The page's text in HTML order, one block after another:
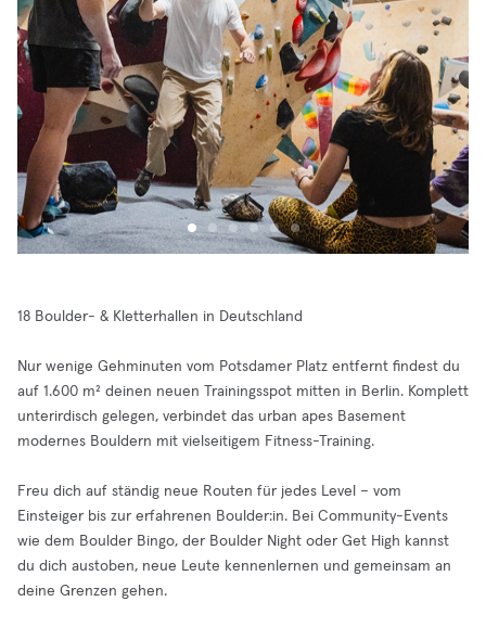
18 Boulder- & Kletterhallen in Deutschland
Nur wenige Gehminuten vom Potsdamer Platz entfernt findest du
auf 1.600 m² deinen neuen Trainingsspot mitten in Berlin. Komplett
unterirdisch gelegen, verbindet das urban apes Basement
modernes Bouldern mit vielseitigem Fitness-Training.
Freu dich auf ständig neue Routen für jedes Level – vom
Einsteiger bis zur erfahrenen Boulder:in. Bei Community-Events
wie dem Boulder Bingo, der Boulder Night oder Get High kannst
du dich austoben, neue Leute kennenlernen und gemeinsam an
deine Grenzen gehen.